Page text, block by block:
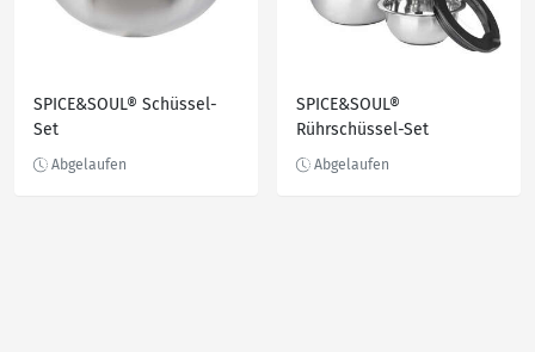
SPICE&SOUL® Schüssel-
Set
SPICE&SOUL®
Rührschüssel-Set